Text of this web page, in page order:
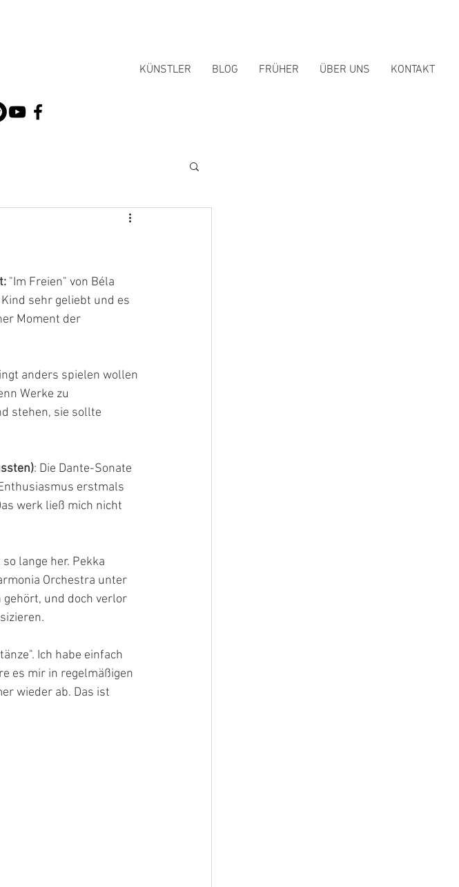
KÜNSTLER BLOG FRÜHER ÜBER UNS KONTAKT
"Im Freien" von Béla
sehr geliebt und es
Moment der
anders spielen wollen
Werke zu
stehen, sie sollte
: Die Dante-Sonate
erstmals
werk ließ mich nicht
lange her. Pekka
Orchestra unter
gehört, und doch verlor
Ich habe einfach
es mir in regelmäßigen
wieder ab. Das ist